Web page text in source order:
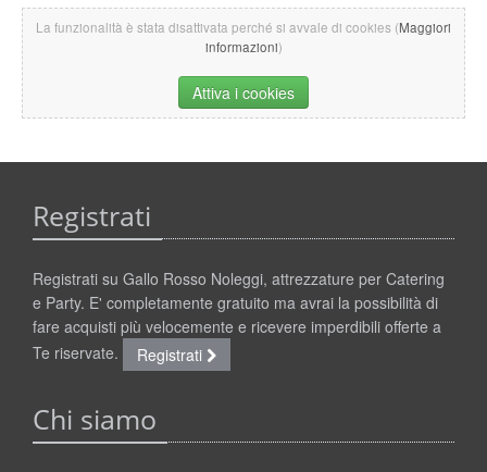
La funzionalità è stata disattivata perché si avvale di cookies (Maggiori
informazioni)
Attiva i cookies
Registrati
Registrati su Gallo Rosso Noleggi, attrezzature per Catering
e Party. E' completamente gratuito ma avrai la possibilità di
fare acquisti più velocemente e ricevere imperdibili offerte a
Te riservate.
Registrati
Chi siamo